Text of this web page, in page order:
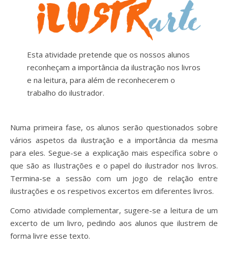
Esta atividade pretende que os nossos alunos
reconheçam a importância da ilustração nos livros
e na leitura, para além de reconhecerem o
trabalho do ilustrador.
Numa primeira fase, os alunos serão questionados sobre
vários aspetos da ilustração e a importância da mesma
para eles. Segue-se a explicação mais específica sobre o
que são as Ilustrações e o papel do ilustrador nos livros.
Termina-se a sessão com um jogo de relação entre
ilustrações e os respetivos excertos em diferentes livros.
Como atividade complementar, sugere-se a leitura de um
excerto de um livro, pedindo aos alunos que ilustrem de
forma livre esse texto.